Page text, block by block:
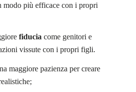
più efficace con i propri
fiducia come genitori e
vissute con i propri figli.
maggiore pazienza per creare